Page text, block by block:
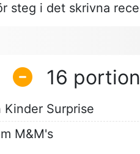
steg i det skrivna
16
Surprise
M&M's